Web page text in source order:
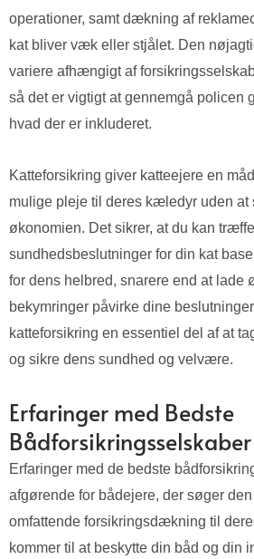
operationer, samt dækning af
kat bliver væk eller stjålet. Den
variere afhængigt af
så det er vigtigt at gennemgå policen
hvad der er inkluderet.
Katteforsikring giver katteejere en
mulige pleje til deres kæledyr uden at
økonomien. Det sikrer, at du kan
sundhedsbeslutninger for din kat
for dens helbred, snarere end at lade
bekymringer påvirke dine
katteforsikring en essentiel del af at
og sikre dens sundhed og velvære.
Erfaringer med Bedste
Bådforsikringsselskaber
Erfaringer med de bedste
afgørende for bådejere, der søger
omfattende forsikringsdækning til
kommer til at beskytte din båd og din